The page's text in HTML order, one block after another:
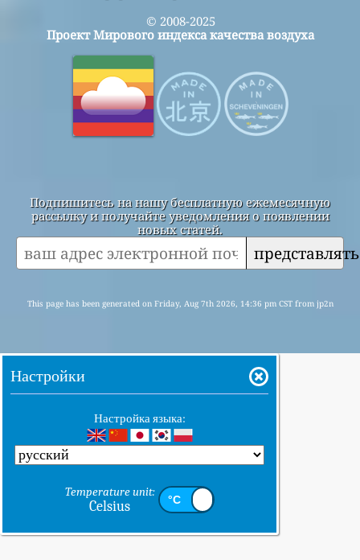
© 2008-2025
Проект Мирового индекса качества воздуха
Подпишитесь на нашу бесплатную ежемесячную
рассылку и получайте уведомления о появлении
новых статей.
This page has been generated on Friday, Aug 7th 2026, 14:36 pm CST from jp2n
Настройки
Настройка языка:
Temperature unit:
Celsius